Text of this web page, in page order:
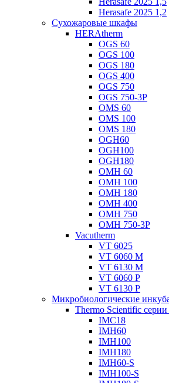
Herasafe 2025 1,2
Сухожаровые шкафы
HERAtherm
OGS 60
OGS 100
OGS 180
OGS 400
OGS 750
OGS 750-3P
OMS 60
OMS 100
OMS 180
OGH60
OGH100
OGH180
OMH 60
OMH 100
OMH 180
OMH 400
OMH 750
OMH 750-3P
Vacutherm
VT 6025
VT 6060 M
VT 6130 M
VT 6060 P
VT 6130 P
Микробиологические
Thermo Scientific серии
IMC18
IMH60
IMH100
IMH180
IMH60-S
IMH100-S